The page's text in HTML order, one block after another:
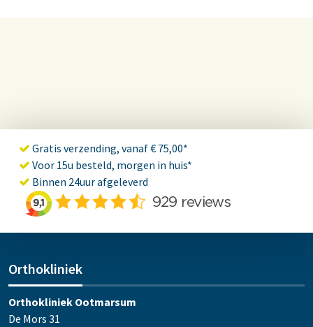
Gratis verzending, vanaf € 75,00*
Voor 15u besteld, morgen in huis*
Binnen 24uur afgeleverd
Orthokliniek
Orthokliniek Ootmarsum
De Mors 31